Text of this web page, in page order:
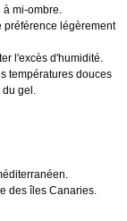
à mi-ombre.
préférence légèrement
l'excès d'humidité.
températures douces
du gel.
des îles Canaries.